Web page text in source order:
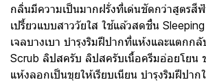
กลิ่นมีความเป็นมากฝรั่งที่เด่นชัดกว่าสูตร
เปรี้ยวแบบสาววัยใส ใช้แล้วสดชื่น
เจลบางเบา บำรุงริมฝีปากที่แห้งและแตกก
Scrub ลิปสครับ ลิปสครับเนื้อครีมอ่อยโยน
แห้งลอกเป็นขุยให้เรียบเนียน บำรุงริมฝีปา